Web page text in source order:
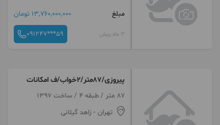
مبلغ
13,760,000,000 تومان
3 ماه پیش 091247***59
پیروزی/87متر/2خواب/ف امکانات
87 متر / طبقه 4 / ساخت 1397
تهران - زاهد گیلانی